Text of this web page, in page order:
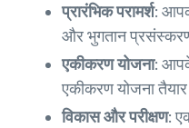
प्रारंभिक परामर्श:
और भुगतान
एकीकरण योजना:
एकीकरण योजना
विकास और परीक्षण: